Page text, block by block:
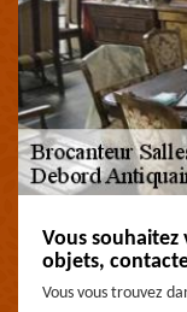
Vous souhaitez
objets,
Vous vous trouvez